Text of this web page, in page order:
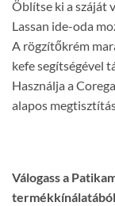
Öblítse ki a száját
Lassan ide-oda
A rögzítőkrém
kefe segítségével
Használja a
alapos
Válogass a